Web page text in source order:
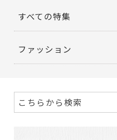
すべての特集
ファッション